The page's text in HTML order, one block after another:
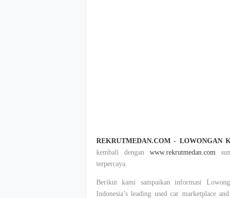
REKRUTMEDAN.COM - LOWONGAN
kembali denganwww.rekrutmedan.com
terpercaya.
Berikut kami sampaikan informasi
Indonesia’s leading used car marketplace